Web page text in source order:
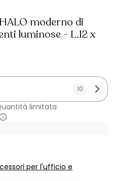
moderno di
luminose - L.12 x
10
limitata
per l'ufficio e